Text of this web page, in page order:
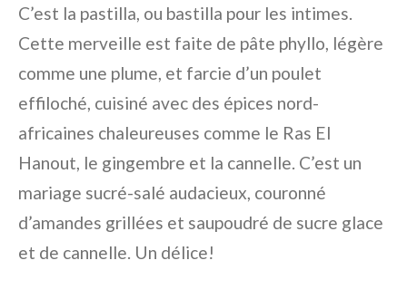
C’est la pastilla, ou bastilla pour les intimes.
Cette merveille est faite de pâte phyllo, légère
comme une plume, et farcie d’un poulet
effiloché, cuisiné avec des épices nord-
africaines chaleureuses comme le Ras El
Hanout, le gingembre et la cannelle. C’est un
mariage sucré-salé audacieux, couronné
d’amandes grillées et saupoudré de sucre glace
et de cannelle. Un délice!